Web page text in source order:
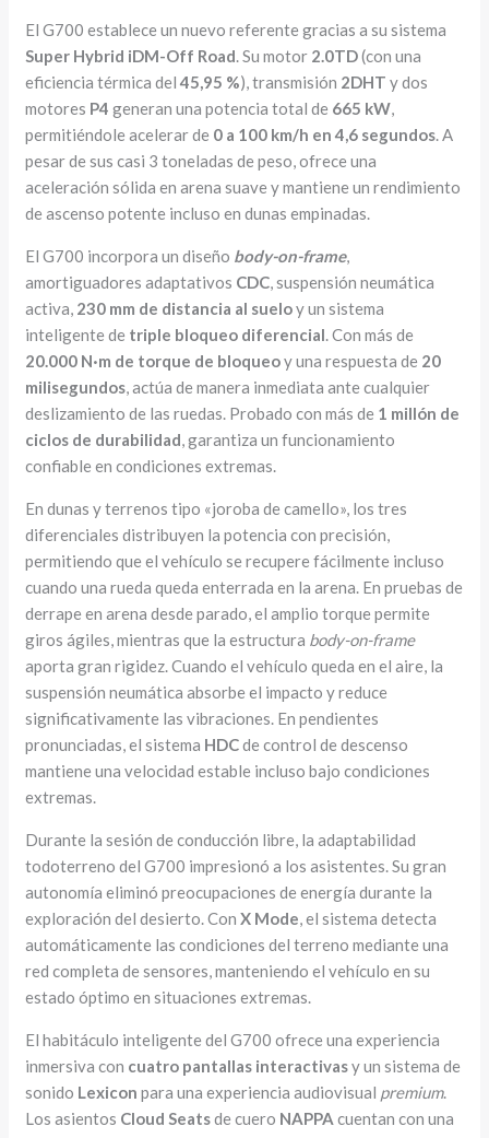
El G700 establece un nuevo referente gracias a su sistema
Super Hybrid iDM-Off Road. Su motor 2.0TD(con una
eficiencia térmica del45,95 %), transmisión 2DHT y dos
motores P4 generan una potencia total de 665 kW,
permitiéndole acelerar de 0 a 100 km/h en 4,6 segundos. A
pesar de sus casi 3 toneladas de peso, ofrece una
aceleración sólida en arena suave y mantiene un rendimiento
de ascenso potente incluso en dunas empinadas.
El G700 incorpora un diseño body-on-frame,
amortiguadores adaptativos CDC, suspensión neumática
activa, 230 mm de distancia al sueloy un sistema
inteligente de triple bloqueo diferencial. Con más de
20.000 N·m de torque de bloqueoy una respuesta de 20
milisegundos, actúa de manera inmediata ante cualquier
deslizamiento de las ruedas. Probado con más de 1 millón de
ciclos de durabilidad, garantiza un funcionamiento
confiable en condiciones extremas.
En dunas y terrenos tipo «joroba de camello», los tres
diferenciales distribuyen la potencia con precisión,
permitiendo que el vehículo se recupere fácilmente incluso
cuando una rueda queda enterrada en la arena. En pruebas de
derrape en arena desde parado, el amplio torque permite
giros ágiles, mientras que la estructura body-on-frame
aporta gran rigidez. Cuando el vehículo queda en el aire, la
suspensión neumática absorbe el impacto y reduce
significativamente las vibraciones. En pendientes
pronunciadas, el sistema HDCde control de descenso
mantiene una velocidad estable incluso bajo condiciones
extremas.
Durante la sesión de conducción libre, la adaptabilidad
todoterreno del G700 impresionó a los asistentes. Su gran
autonomía eliminó preocupaciones de energía durante la
exploración del desierto. ConX Mode, el sistema detecta
automáticamente las condiciones del terreno mediante una
red completa de sensores, manteniendo el vehículo en su
estado óptimo en situaciones extremas.
El habitáculo inteligente del G700 ofrece una experiencia
inmersiva con cuatro pantallas interactivasy un sistema de
sonido Lexicon para una experiencia audiovisual premium.
Los asientos Cloud Seatsde cuero NAPPA cuentan con una